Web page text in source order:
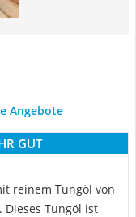
Angebote
GUT
reinem Tungöl von
Tungöl ist